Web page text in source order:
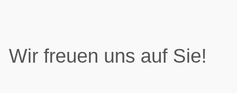
Wir freuen uns auf Sie!